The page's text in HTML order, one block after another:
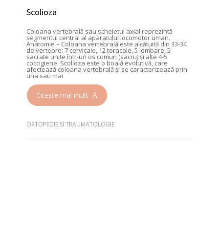
Scolioza
Coloana vertebrală sau scheletul axial reprezintă
segmentul central al aparatului locomotor uman.
Anatomie – Coloana vertebrală este alcătuită din 33-34
de vertebre: 7 cervicale, 12 toracale, 5 lombare, 5
sacrate unite într-un os comun (sacru) şi alte 4-5
coccigiene. Scolioza este o boală evolutivă, care
afectează coloana vertebrală şi se caracterizează prin
una sau mai
Citeste mai mult
ORTOPEDIE SI TRAUMATOLOGIE